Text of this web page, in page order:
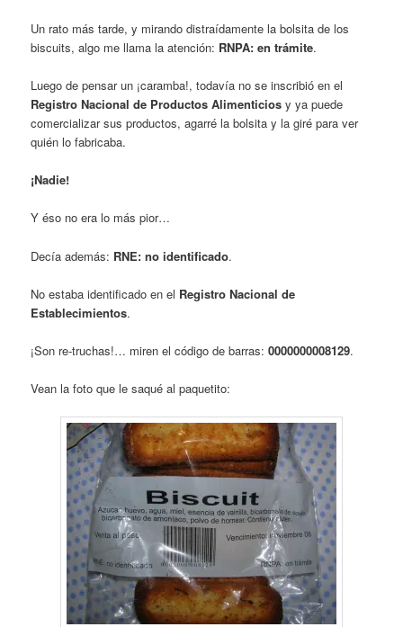
Un rato más tarde, y mirando distraídamente la bolsita de los
biscuits, algo me llama la atención: RNPA: en trámite.
Luego de pensar un ¡caramba!, todavía no se inscribió en el
Registro Nacional de Productos Alimenticiosy ya puede
comercializar sus productos, agarré la bolsita y la giré para ver
quién lo fabricaba.
¡Nadie!
Y éso no era lo más pior…
Decía además: RNE: no identificado.
No estaba identificado en el Registro Nacional de
Establecimientos.
¡Son re-truchas!… miren el código de barras:0000000008129.
Vean la foto que le saqué al paquetito: